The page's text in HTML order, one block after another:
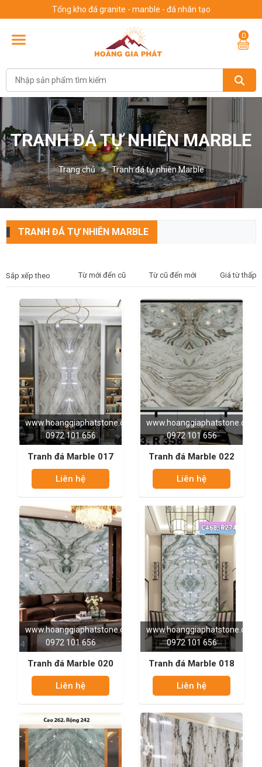
Tổng kho đá granite - manble - đá nhân tạo
0
TRANH ĐÁ TỰ NHIÊN MARBLE
Trang chủ Tranh đá tự nhiên Marble
TRANH ĐÁ TỰ NHIÊN MARBLE
Sắp xếp theo Từ mới đến cũ Từ cũ đến mới Giá từ thấp
www.hoanggiaphatstone.com
0972 101 656
Tranh đá Marble 017
Liên hệ
www.hoanggiaphatstone.com
0972 101 656
Tranh đá Marble 022
Liên hệ
www.hoanggiaphatstone.com
0972 101 656
Tranh đá Marble 020
Liên hệ
www.hoanggiaphatstone.com
0972 101 656
Tranh đá Marble 018
Liên hệ